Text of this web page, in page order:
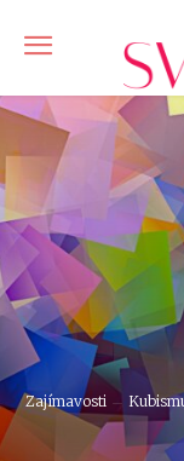
Zajímavosti